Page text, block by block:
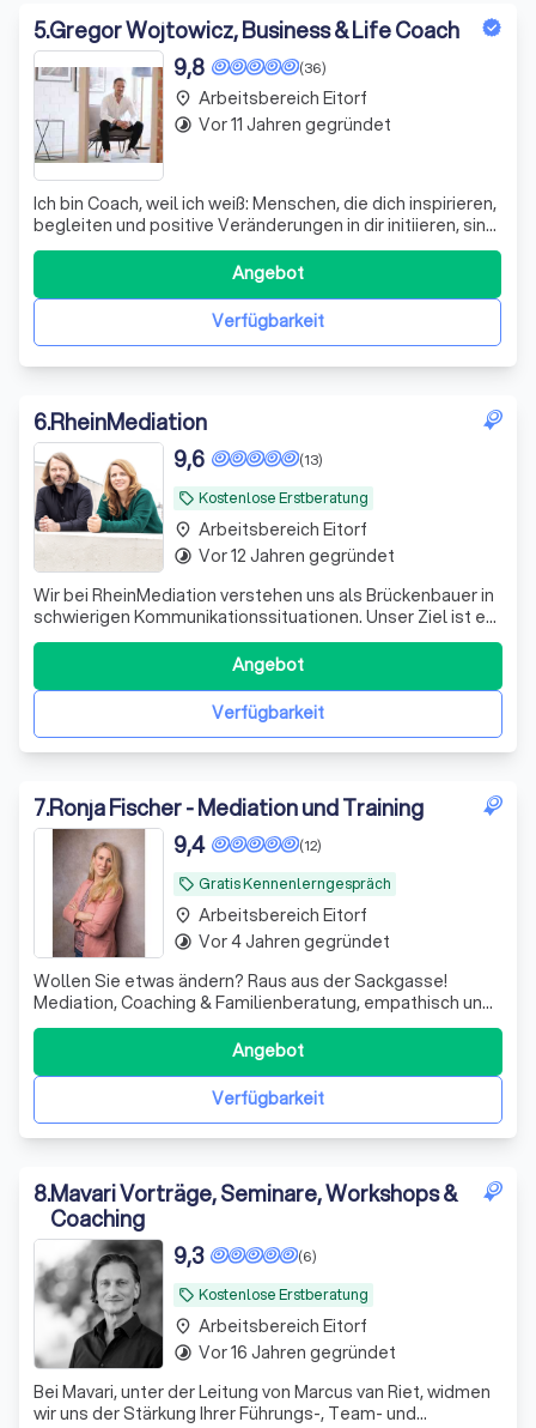
5.Gregor Wojtowicz, Business & Life Coach
(36)
9,8
Ich bin Coach, weil ich weiß: Menschen, die dich inspirieren,
begleiten und positive Veränderungen in dir initiieren, sind
ein immenser Erfolgsfaktor im Leben.
Verfügbarkeit
Angebot
place Arbeitsbereich Eitorf
timelapse Vor 11 Jahren gegründet
6.RheinMediation
local_offer Kostenlose Erstberatung
(13)
9,6
Wir bei RheinMediation verstehen uns als Brückenbauer in
schwierigen Kommunikationssituationen. Unser Ziel ist es,
durch professionelle Mediation Konflikte nicht nur zu
lösen, sondern auch nachhaltige Verständigung zu
fördern. Unsere erfahrenen Mediatoren bringen eine
Vielzahl von Methoden und tiefg
Verfügbarkeit
Angebot
place Arbeitsbereich Eitorf
timelapse Vor 12 Jahren gegründet
7.Ronja Fischer - Mediation und Training
local_offer Gratis Kennenlerngespräch
(12)
9,4
Wollen Sie etwas ändern? Raus aus der Sackgasse!
Mediation, Coaching & Familienberatung, empathisch und
vertraulich. Ich begleite Sie dabei, Konflikte zu lösen und
eigene Lösungen zu finden.
Verfügbarkeit
Angebot
place Arbeitsbereich Eitorf
timelapse Vor 4 Jahren gegründet
8.Mavari Vorträge, Seminare, Workshops &
Coaching
local_offer Kostenlose Erstberatung
(6)
9,3
Bei Mavari, unter der Leitung von Marcus van Riet, widmen
wir uns der Stärkung Ihrer Führungs-, Team- und
place Arbeitsbereich Eitorf
timelapse Vor 16 Jahren gegründet